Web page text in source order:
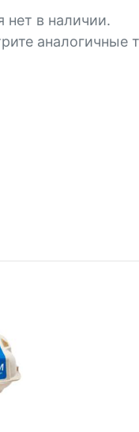
нет в наличии.
аналогичные